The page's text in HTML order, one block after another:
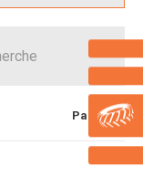
Page 1/ 1